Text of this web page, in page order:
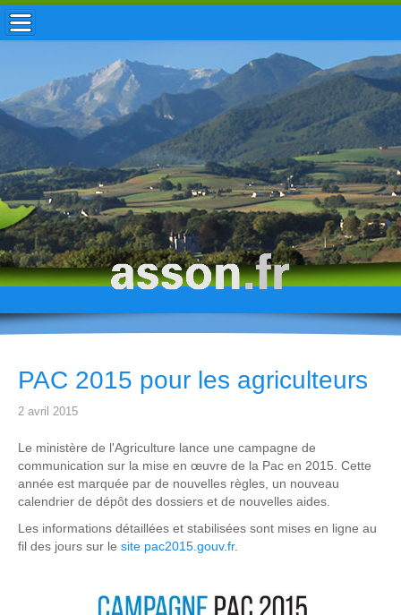
ACCUEIL / INFOS
MUNICIPALITÉ
VIE LOCALE
ENFANCE
TOURISME
HISTOIRE
PAC 2015 pour les agriculteurs
2 avril 2015
Le ministère de l'Agriculture lance une campagne de
communication sur la mise en œuvre de la Pac en 2015. Cette
année est marquée par de nouvelles règles, un nouveau
calendrier de dépôt des dossiers et de nouvelles aides.
Les informations détaillées et stabilisées sont mises en ligne au
fil des jours sur le site pac2015.gouv.fr.